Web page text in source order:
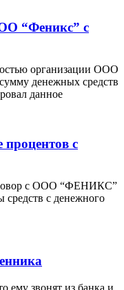
“Феникс” с
организации ООО
денежных средств
данное
с
с ООО “ФЕНИКС”
средств с денежного
ему звонят из банка и